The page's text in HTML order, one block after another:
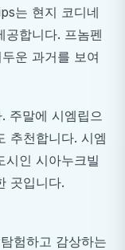
는 현지 코디네
공합니다. 프놈펜
운 과거를 보여
주말에 시엠립으
추천합니다. 시엠
시인 시아누크빌
곳입니다.
험하고 감상하는